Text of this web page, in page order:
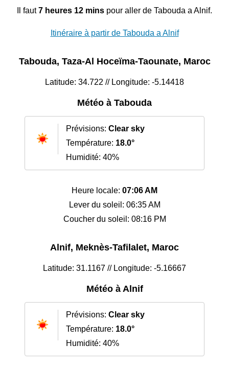
Il faut7 heures 12 mins pour aller de Tabouda a Alnif.
Itinéraire à partir de Tabouda a Alnif
Tabouda, Taza-Al Hoceïma-Taounate, Maroc
Latitude: 34.722 // Longitude: -5.14418
Météo à Tabouda
Prévisions: Clear sky
Température: 18.0°
Humidité: 40%
Heure locale: 07:06 AM
Lever du soleil: 06:35 AM
Coucher du soleil: 08:16 PM
Alnif, Meknès-Tafilalet, Maroc
Latitude: 31.1167 // Longitude: -5.16667
Météo à Alnif
Prévisions: Clear sky
Température: 18.0°
Humidité: 40%